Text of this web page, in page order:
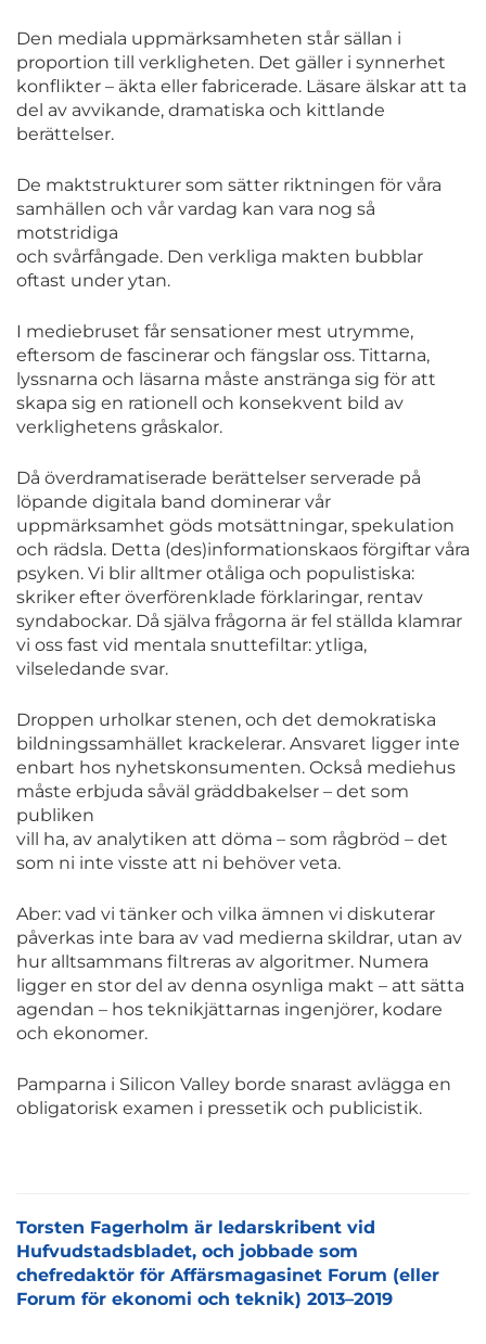
Den mediala uppmärksamheten står sällan i
proportion till verkligheten. Det gäller i synnerhet
konflikter – äkta eller fabricerade. Läsare älskar att ta
del av avvikande, dramatiska och kittlande
berättelser.
De maktstrukturer som sätter riktningen för våra
samhällen och vår vardag kan vara nog så
motstridiga
och svårfångade. Den verkliga makten bubblar
oftast under ytan.
I mediebruset får sensationer mest utrymme,
eftersom de fascinerar och fängslar oss. Tittarna,
lyssnarna och läsarna måste anstränga sig för att
skapa sig en rationell och konsekvent bild av
verklighetens gråskalor.
Då överdramatiserade berättelser serverade på
löpande digitala band dominerar vår
uppmärksamhet göds motsättningar, spekulation
och rädsla. Detta (des)informationskaos förgiftar våra
psyken. Vi blir alltmer otåliga och populistiska:
skriker efter överförenklade förklaringar, rentav
syndabockar. Då själva frågorna är fel ställda klamrar
vi oss fast vid mentala snuttefiltar: ytliga,
vilseledande svar.
Droppen urholkar stenen, och det demokratiska
bildningssamhället krackelerar. Ansvaret ligger inte
enbart hos nyhetskonsumenten. Också mediehus
måste erbjuda såväl gräddbakelser – det som
publiken
vill ha, av analytiken att döma – som rågbröd – det
som ni inte visste att ni behöver veta.
Aber: vad vi tänker och vilka ämnen vi diskuterar
påverkas inte bara av vad medierna skildrar, utan av
hur alltsammans filtreras av algoritmer. Numera
ligger en stor del av denna osynliga makt – att sätta
agendan – hos teknikjättarnas ingenjörer, kodare
och ekonomer.
Pamparna i Silicon Valley borde snarast avlägga en
obligatorisk examen i pressetik och publicistik.
Torsten Fagerholm är ledarskribent vid
Hufvudstadsbladet, och jobbade som
chefredaktör för Affärsmagasinet Forum (eller
Forum för ekonomi och teknik) 2013–2019